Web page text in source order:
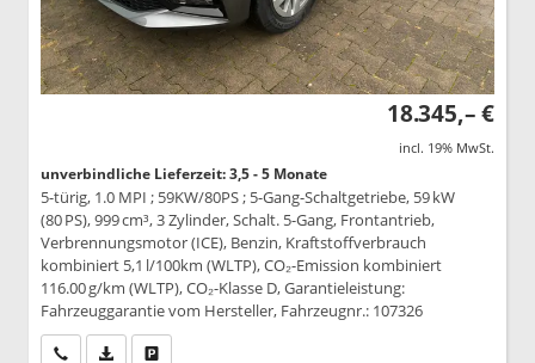
18.345,– €
incl. 19% MwSt.
unverbindliche Lieferzeit: 3,5 - 5 Monate
5-türig, 1.0 MPI ; 59KW/80PS ; 5-Gang-Schaltgetriebe, 59 kW
(80 PS), 999 cm³, 3 Zylinder, Schalt. 5-Gang, Frontantrieb,
Verbrennungsmotor (ICE), Benzin, Kraftstoffverbrauch
kombiniert 5,1 l/100km (WLTP), CO₂-Emission kombiniert
116.00 g/km (WLTP), CO₂-Klasse D, Garantieleistung:
Fahrzeuggarantie vom Hersteller, Fahrzeugnr.: 107326
Wir rufen Sie anPDF-Datei, Fahrzeugexposé drucken